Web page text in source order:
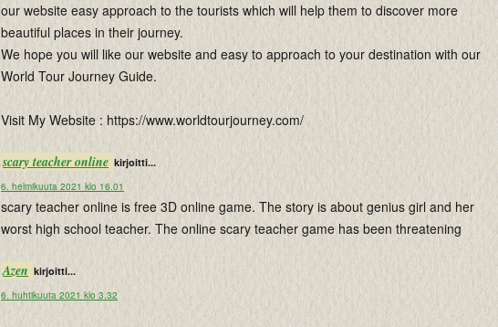
our website easy approach to the tourists which will help them to discover more
beautiful places in their journey.
We hope you will like our website and easy to approach to your destination with our
World Tour Journey Guide.
Visit My Website : https://www.worldtourjourney.com/
scary teacher online kirjoitti...
6. helmikuuta 2021 klo 16.01
scary teacher online is free 3D online game. The story is about genius girl and her
worst high school teacher. The online scary teacher game has been threatening
Azen kirjoitti...
6. huhtikuuta 2021 klo 3.32